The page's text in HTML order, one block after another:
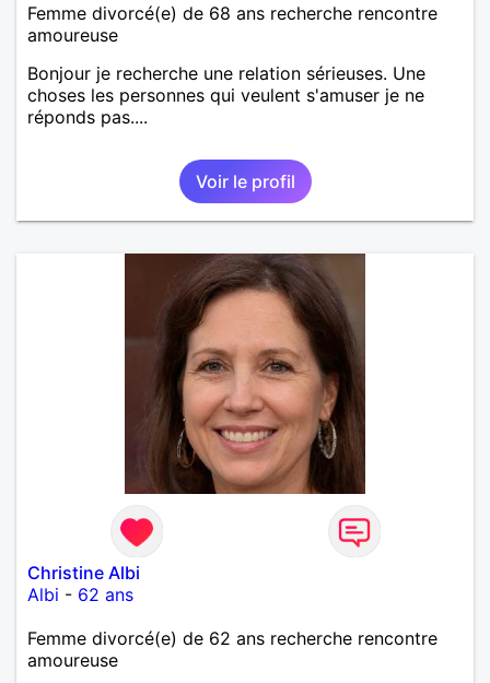
Femme divorcé(e) de 68 ans recherche rencontre
amoureuse
Bonjour je recherche une relation sérieuses. Une
choses les personnes qui veulent s'amuser je ne
réponds pas....
Voir le profil
Christine Albi
Albi - 62 ans
Femme divorcé(e) de 62 ans recherche rencontre
amoureuse